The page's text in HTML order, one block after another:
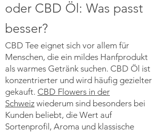
oder CBD Öl: Was passt
besser?
CBD Tee eignet sich vor allem für
Menschen, die ein mildes Hanfprodukt
als warmes Getränk suchen. CBD Öl ist
konzentrierter und wird häufig gezielter
gekauft. CBD Flowers in der
Schweiz wiederum sind besonders bei
Kunden beliebt, die Wert auf
Sortenprofil, Aroma und klassische